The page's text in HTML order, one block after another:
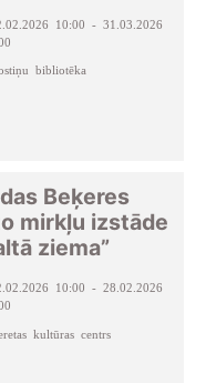
10:00 - 31.03.2026
bibliotēka
Beķeres
mirkļu izstāde
ziema”
10:00 - 28.02.2026
kultūras centrs